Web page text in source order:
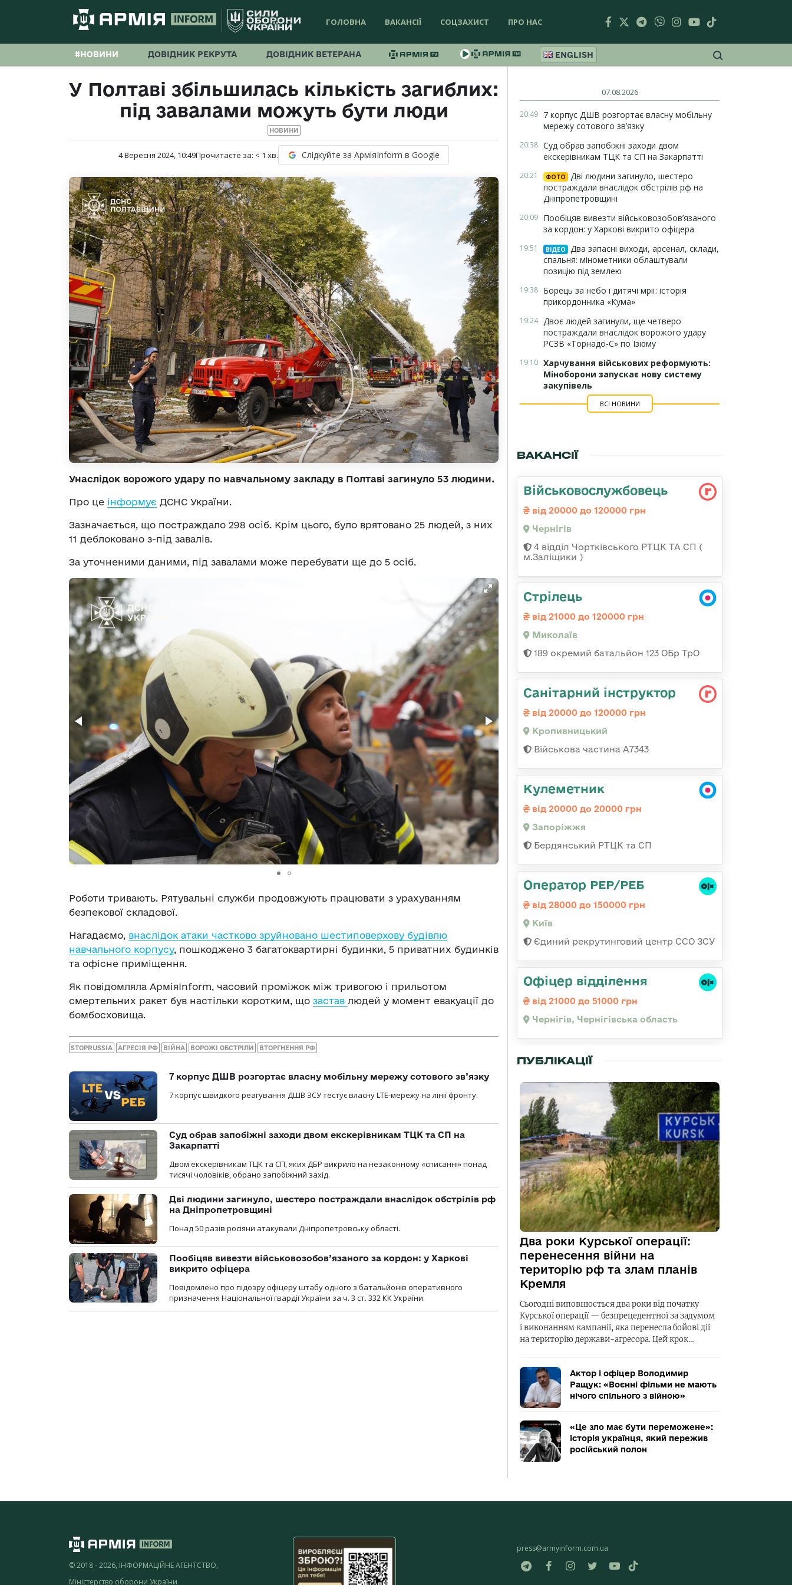
ГОЛОВНА ВАКАНСІЇ СОЦЗАХИСТ ПРО НАС
#НОВИНИ ДОВІДНИК РЕКРУТА ДОВІДНИК ВЕТЕРАНА ENGLISH
У Полтаві збільшилась кількість загиблих:
під завалами можуть бути люди
НОВИНИ
4 Вересня 2024, 10:49Прочитаєте за: < 1 хв. Слідкуйте за АрміяInform в Google
Унаслідок ворожого удару по навчальному закладу в Полтаві загинуло 53 людини.
Про це інформує ДСНС України.
Зазначається, що постраждало 298 осіб. Крім цього, було врятовано 25 людей, з них
11 деблоковано з-під завалів.
За уточненими даними, під завалами може перебувати ще до 5 осіб.
Роботи тривають. Рятувальні служби продовжують працювати з урахуванням
безпекової складової.
Нагадаємо, внаслідок атаки частково зруйновано шестиповерхову будівлю
навчального корпусу, пошкоджено 3 багатоквартирні будинки, 5 приватних будинків
та офісне приміщення.
Як повідомляла АрміяInform, часовий проміжок між тривогою і прильотом
смертельних ракет був настільки коротким, що застав людей у момент евакуації до
бомбосховища.
STOPRUSSIA АГРЕСІЯ РФ ВІЙНА ВОРОЖІ ОБСТРІЛИ ВТОРГНЕННЯ РФ
7 корпус ДШВ розгортає власну мобільну мережу сотового зв’язку
7 корпус швидкого реагування ДШВ ЗСУ тестує власну LTE-мережу на лінії фронту.
Суд обрав запобіжні заходи двом екскерівникам ТЦК та СП на
Закарпатті
Двом екскерівникам ТЦК та СП, яких ДБР викрило на незаконному «списанні» понад
тисячі чоловіків, обрано запобіжний захід.
Дві людини загинуло, шестеро постраждали внаслідок обстрілів рф
на Дніпропетровщині
Понад 50 разів росіяни атакували Дніпропетровську області.
Пообіцяв вивезти військовозобов’язаного за кордон: у Харкові
викрито офіцера
Повідомлено про підозру офіцеру штабу одного з батальйонів оперативного
призначення Національної гвардії України за ч. 3 ст. 332 КК України.
07.08.2026
20:49 7 корпус ДШВ розгортає власну мобільну
мережу сотового зв’язку
20:38 Суд обрав запобіжні заходи двом
екскерівникам ТЦК та СП на Закарпатті
20:21 ФОТО
Дві людини загинуло, шестеро
постраждали внаслідок обстрілів рф на
Дніпропетровщині
20:09 Пообіцяв вивезти військовозобов’язаного
за кордон: у Харкові викрито офіцера
19:51 ВІДЕО
Два запасні виходи, арсенал, склади,
спальня: мінометники облаштували
позицію під землею
19:38 Борець за небо і дитячі мрії: історія
прикордонника «Кума»
19:24 Двоє людей загинули, ще четверо
постраждали внаслідок ворожого удару
РСЗВ «Торнадо-С» по Ізюму
19:10 Харчування військових реформують:
Міноборони запускає нову систему
закупівель
ВСІ НОВИНИ
ВАКАНСІЇ
Військовослужбовець
від 20000 до 120000 грн
Чернігів
4 відділ Чортківського РТЦК ТА СП (
м.Заліщики )
Стрілець
від 21000 до 120000 грн
Миколаїв
189 окремий батальйон 123 ОБр ТрО
Санітарний інструктор
від 20000 до 120000 грн
Кропивницький
Військова частина А7343
Кулеметник
від 20000 до 20000 грн
Запоріжжя
Бердянський РТЦК та СП
Оператор РЕР/РЕБ
від 28000 до 150000 грн
Київ
Єдиний рекрутинговий центр ССО ЗСУ
Офіцер відділення
від 21000 до 51000 грн
Чернігів, Чернігівська область
ПУБЛІКАЦІЇ
Два роки Курської операції:
перенесення війни на
територію рф та злам планів
Кремля
Сьогодні виповнюється два роки від початку
Курської операції — безпрецедентної за задумом
і виконанням кампанії, яка перенесла бойові дії
на територію держави-агресора. Цей крок…
Актор і офіцер Володимир
Ращук: «Воєнні фільми не мають
нічого спільного з війною»
«Це зло має бути переможене»:
історія українця, який пережив
російський полон
© 2018 - 2026, ІНФОРМАЦІЙНЕ АГЕНТСТВО,
Міністерство оборони України
press@armyinform.com.ua